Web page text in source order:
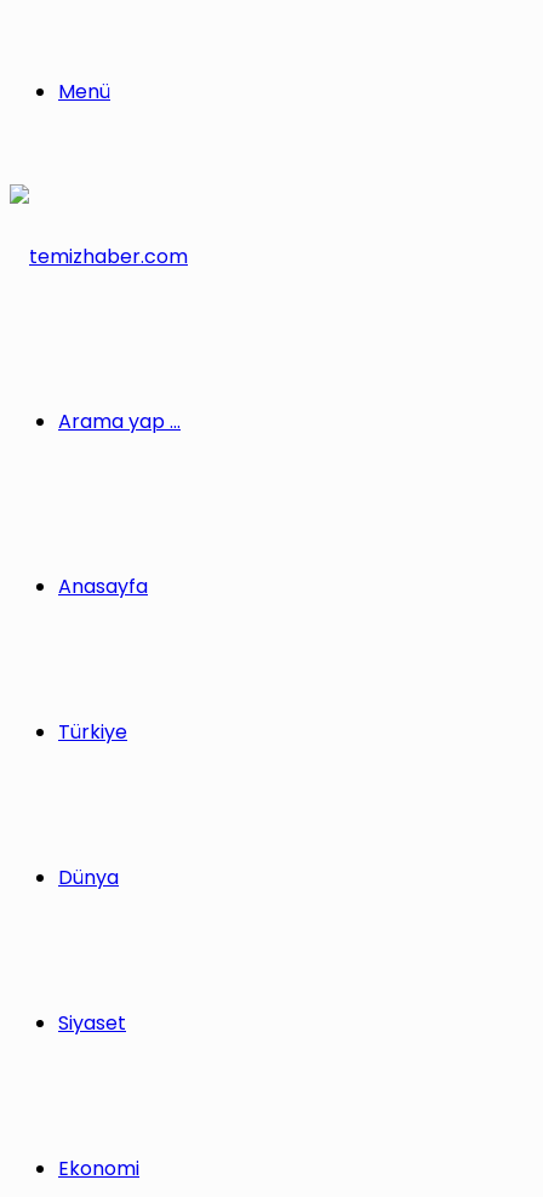
Menü
Arama yap ...
Anasayfa
Türkiye
Dünya
Siyaset
Ekonomi